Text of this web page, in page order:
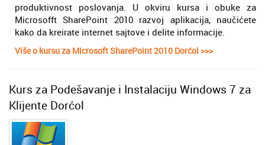
produktivnost poslovanja. U okviru kursa i obuke za
Microsofft SharePoint 2010 razvoj aplikacija, naučićete
kako da kreirate internet sajtove i delite informacije.
Više o kursu za Microsoft SharePoint 2010 Dorćol >>>
Kurs za Podešavanje i Instalaciju Windows 7 za
Klijente Dorćol